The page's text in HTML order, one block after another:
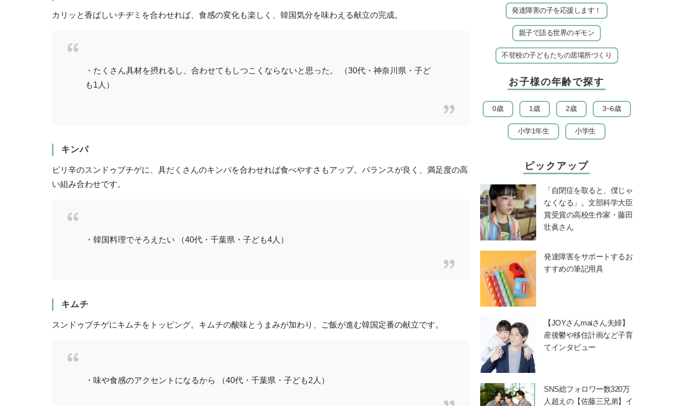
カリッと香ばしいチヂミを合わせれば、食感の変化も楽しく、韓国気分を味わえる献立の完成。
・たくさん具材を摂れるし、合わせてもしつこくならないと思った。 （30代・神奈川県・子ど
も1人）
キンパ
ピリ辛のスンドゥブチゲに、具だくさんのキンパを合わせれば食べやすさもアップ。バランスが良く、満足度の高
い組み合わせです。
・韓国料理でそろえたい （40代・千葉県・子ども4人）
キムチ
スンドゥブチゲにキムチをトッピング。キムチの酸味とうまみが加わり、ご飯が進む韓国定番の献立です。
・味や食感のアクセントになるから （40代・千葉県・子ども2人）
発達障害の子を応援します！
親子で語る世界のギモン
不登校の子どもたちの居場所づくり
お子様の年齢で探す
0歳 1歳 2歳 3~6歳
小学1年生 小学生
ピックアップ
「自閉症を取ると、僕じゃ
なくなる」。文部科学大臣
賞受賞の高校生作家・藤田
壮眞さん
発達障害をサポートするお
すすめの筆記用具
【JOYさんmaiさん夫婦】
産後鬱や移住計画など子育
てインタビュー
SNS総フォロワー数320万
人超えの【佐藤三兄弟】イ